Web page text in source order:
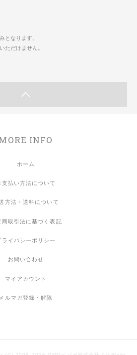
となります。
ただけません。
INFO
ホーム
支払い方法について
方法・送料について
商取引法に基づく表記
ライバシーポリシー
お問い合わせ
マイアカウント
メルマガ登録・解除